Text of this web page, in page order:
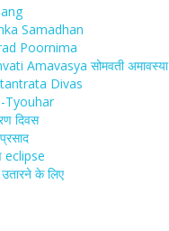
Samadhan
Poornima
Amavasya सोमवती अमावस्या
Divas
Tyouhar
दिवस
eclipse
के लिए